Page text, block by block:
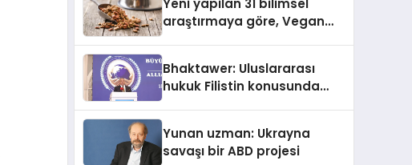
Yeni yapilan 31 bilimsel
araştırmaya göre, Vegan
Sindirildiğini Ortaya Koydu
Bhaktawer: Uluslararası
hukuk Filistin konusunda
Yunan uzman: Ukrayna
savaşı bir ABD projesi